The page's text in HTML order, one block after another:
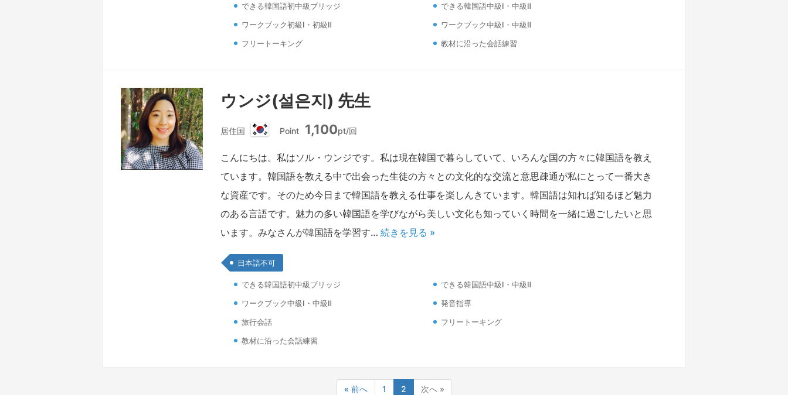
できる韓国語初中級ブリッジ
できる韓国語中級Ⅰ・中級Ⅱ
ワークブック初級Ⅰ・初級Ⅱ
ワークブック中級Ⅰ・中級Ⅱ
フリートーキング
教材に沿った会話練習
ウンジ(설은지) 先生
居住国
国
Point 1,100pt/回
こんにちは。私はソル・ウンジです。私は現在韓国で暮らしていて、いろんな国の方々に韓国語を教え
ています。韓国語を教える中で出会った生徒の方々との文化的な交流と意思疎通が私にとって一番大き
な資産です。そのため今日まで韓国語を教える仕事を楽しんきています。韓国語は知れば知るほど魅力
のある言語です。魅力の多い韓国語を学びながら美しい文化も知っていく時間を一緒に過ごしたいと思
います。みなさんが韓国語を学習す…続きを見る »
日本語不可
できる韓国語初中級ブリッジ
できる韓国語中級Ⅰ・中級Ⅱ
ワークブック中級Ⅰ・中級Ⅱ
発音指導
旅行会話
フリートーキング
教材に沿った会話練習
« 前へ 1 2 次へ »